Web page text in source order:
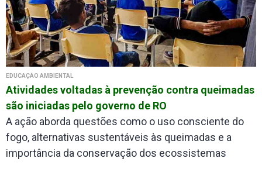
EDUCAÇÃO AMBIENTAL
Atividades voltadas à prevenção contra queimadas
são iniciadas pelo governo de RO
A ação aborda questões como o uso consciente do
fogo, alternativas sustentáveis às queimadas e a
importância da conservação dos ecossistemas